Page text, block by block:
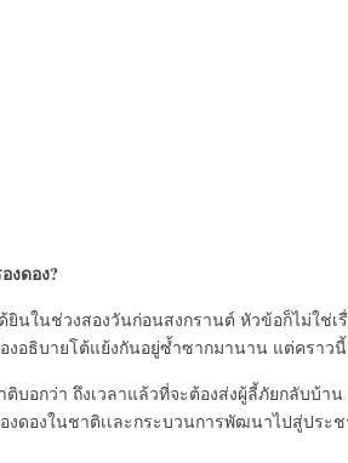
งดอง?
ยินในช่วงสองวันก่อนสงกรานต์ หัวข้อก็ไม่ใช่เ
อธิบายโต้แย้งกันอยู่ซ้ำซากมานาน แต่คราว
ติบอกว่า ถึงเวลาแล้วที่จะต้องส่งผู้ลี้ภัยกลับบ้าน
งดองในชาติเเละกระบวนการพัฒนาไปสู่ประ